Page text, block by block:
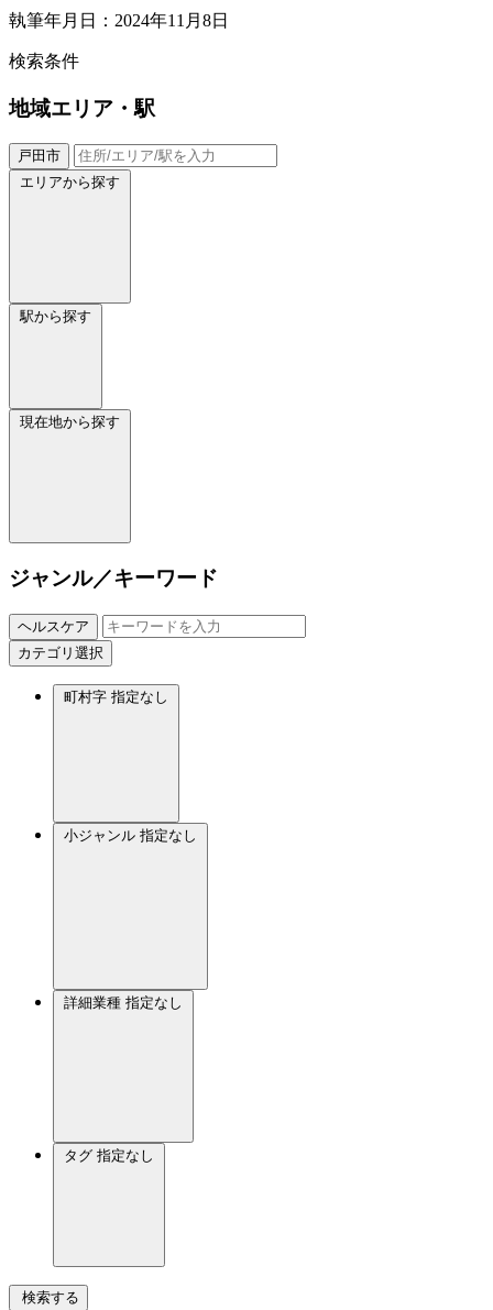
執筆年月日：2024年11月8日
検索条件
地域エリア・駅
戸田市
エリアから探す
駅から探す
現在地から探す
ジャンル／キーワード
ヘルスケア
カテゴリ選択
町村字 指定なし
小ジャンル 指定なし
詳細業種 指定なし
タグ 指定なし
検索する